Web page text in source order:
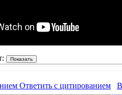
Ответить с цитированием